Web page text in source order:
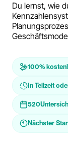
Du lernst, wie
100%
In Teilzeit
520
Nächster